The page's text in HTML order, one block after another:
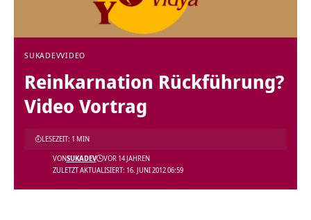
SUKADEVVIDEO
Reinkarnation Rückführung?
Video Vortrag
ZULETZT AKTUALISIERT: 16. JUNI 2012 06:59
VONSUKADEV VOR 14 JAHREN
LESEZEIT: 1 MIN